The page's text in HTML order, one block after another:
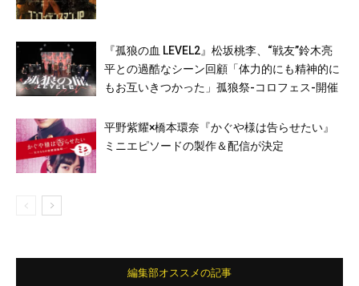
『孤狼の血 LEVEL2』松坂桃李、“戦友”鈴木亮
平との過酷なシーン回顧「体力的にも精神的に
もお互いきつかった」孤狼祭-コロフェス-開催
平野紫耀×橋本環奈『かぐや様は告らせたい』
ミニエピソードの製作＆配信が決定
編集部オススメの記事